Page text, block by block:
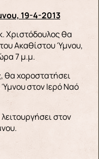
19-4-2013
Χριστόδουλος θα
Ακαθίστου Ύμνου,
7 μ.μ.
θα χοροστατήσει
στον Ιερό Ναό
στον